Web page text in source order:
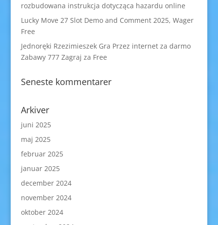
rozbudowana instrukcja dotycząca hazardu online
Lucky Move 27 Slot Demo and Comment 2025, Wager
Free
Jednoręki Rzezimieszek Gra Przez internet za darmo
Zabawy 777 Zagraj za Free
Seneste kommentarer
Arkiver
juni 2025
maj 2025
februar 2025
januar 2025
december 2024
november 2024
oktober 2024